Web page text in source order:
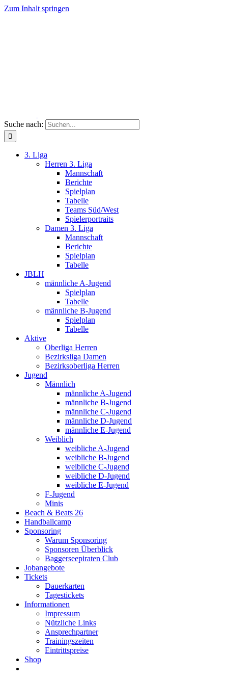
Zum Inhalt springen
Suche nach:
3. Liga
Herren 3. Liga
Mannschaft
Berichte
Spielplan
Tabelle
Teams Süd/West
Spielerportraits
Damen 3. Liga
Mannschaft
Berichte
Spielplan
Tabelle
JBLH
männliche A-Jugend
Spielplan
Tabelle
männliche B-Jugend
Spielplan
Tabelle
Aktive
Oberliga Herren
Bezirksliga Damen
Bezirksoberliga Herren
Jugend
Männlich
männliche A-Jugend
männliche B-Jugend
männliche C-Jugend
männliche D-Jugend
männliche E-Jugend
Weiblich
weibliche A-Jugend
weibliche B-Jugend
weibliche C-Jugend
weibliche D-Jugend
weibliche E-Jugend
F-Jugend
Minis
Beach & Beats 26
Handballcamp
Sponsoring
Warum Sponsoring
Sponsoren Überblick
Baggerseepiraten Club
Jobangebote
Tickets
Dauerkarten
Tagestickets
Informationen
Impressum
Nützliche Links
Ansprechpartner
Trainingszeiten
Eintrittspreise
Shop